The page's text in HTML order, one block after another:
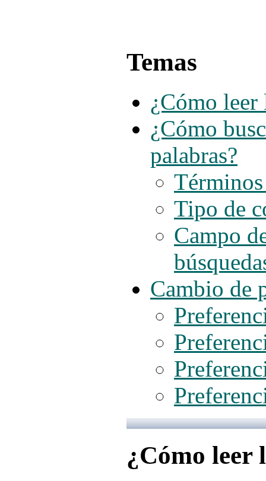
Temas
¿Cómo leer
¿Cómo
palabras?
Tipo de
Campo
Cambio de
¿Cómo leer